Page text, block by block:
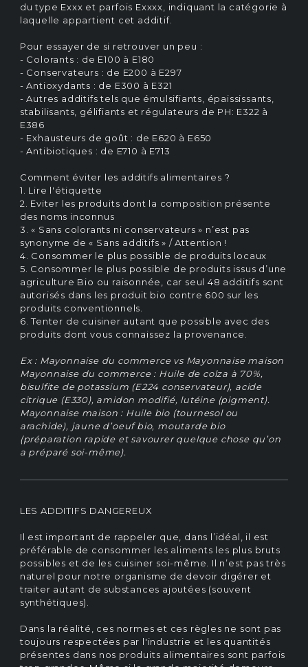
du type Exxx et parfois Exxxx, indiquant la catégorie à
laquelle appartient cet additif.
Pour essayer de si retrouver un peu :
- Colorants : de E100 à E180
- Conservateurs : de E200 à E297
- Antioxydants : de E300 à E321
- Autres additifs tels que émulsifiants, épaississants,
stabilisants, gélifiants et régulateurs de PH: E322 à
E386
- Exhausteurs de goût : de E620 à E650
- Antibiotiques : de E710 à E713
Comment éviter les additifs alimentaires ?
1. Lire l'étiquette
2. Eviter les produits dont la composition présente
des noms inconnus
3. « Sans colorants ni conservateurs » n’est pas
synonyme de « Sans additifs » / Attention !
4. Consommer le plus possible de produits locaux
5. Consommer le plus possible de produits issus d’une
agriculture Bio ou raisonnée, car seul 48 additifs sont
autorisés dans les produit bio contre 600 sur les
produits conventionnels.
6. Tenter de cuisiner autant que possible avec des
produits dont vous connaissez la provenance.
Ex : Mayonnaise du commerce vs Mayonnaise maison
Mayonnaise du commerce : Huile de colza à 70%,
bisulfite de potassium (E224 conservateur), acide
citrique (E330), amidon modifié, lutéine (pigment).
Mayonnaise maison : Huile bio (tournesol ou
arachide), jaune d’oeuf bio, moutarde bio
(préparation rapide et savourer quelque chose qu’on
a préparé soi-même).
LES ADDITIFS DANGEREUX
Il est important de rappeler que, dans l’idéal, il est
préférable de consommer les aliments les plus bruts
possibles et de les cuisiner soi-même. Il n’est pas très
naturel pour notre organisme de devoir digérer et
traiter autant de substances ajoutées (souvent
synthétiques).
Dans la réalité, ces normes et ces règles ne sont pas
toujours respectées par l'industrie et les quantités
présentes dans nos produits alimentaires sont parfois